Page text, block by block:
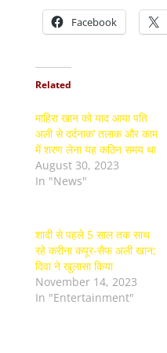
Facebook
Related
माहिरा खान को याद आया पति
अली से दर्दनाक’ तलाक और काम
में शरण लेना यह कठिन समय था
August 30, 2023
In "News"
शादी से पहले 5 साल तक साथ
रहे करीना कपूर-सैफ अली खान;
दिवा ने खुलासा किया
November 14, 2023
In "Entertainment"